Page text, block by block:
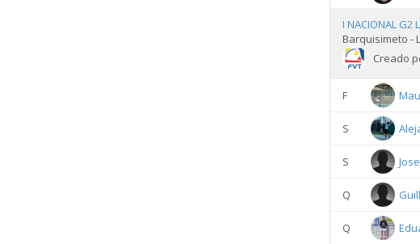
I NACIONAL G2
Barquisimeto -
Creado
F
S
S
Q
Q